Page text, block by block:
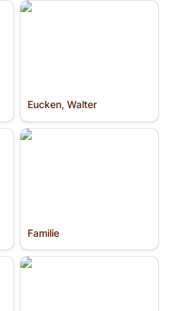
Eucken, Walter
Eucken, Walter
Familie
Familie
Föderalismus